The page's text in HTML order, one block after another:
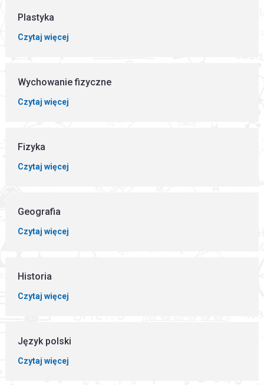
Plastyka
Czytaj więcej
Wychowanie fizyczne
Czytaj więcej
Fizyka
Czytaj więcej
Geografia
Czytaj więcej
Historia
Czytaj więcej
Język polski
Czytaj więcej